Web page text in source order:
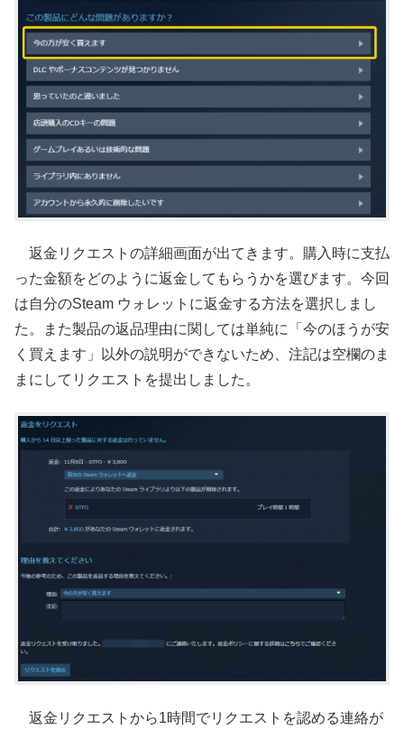
返金リクエストの詳細画面が出てきます。購入時に支払
った金額をどのように返金してもらうかを選びます。今回
は自分のSteam ウォレットに返金する方法を選択しまし
た。また製品の返品理由に関しては単純に「今のほうが安
く買えます」以外の説明ができないため、注記は空欄のま
まにしてリクエストを提出しました。
返金リクエストから1時間でリクエストを認める連絡が